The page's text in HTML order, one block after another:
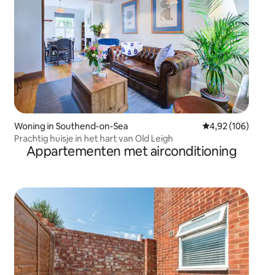
Woning in Southend-on-Sea Gemiddelde
4,92 (106)
Prachtig huisje in het hart van Old Leigh
Appartementen met airconditioning